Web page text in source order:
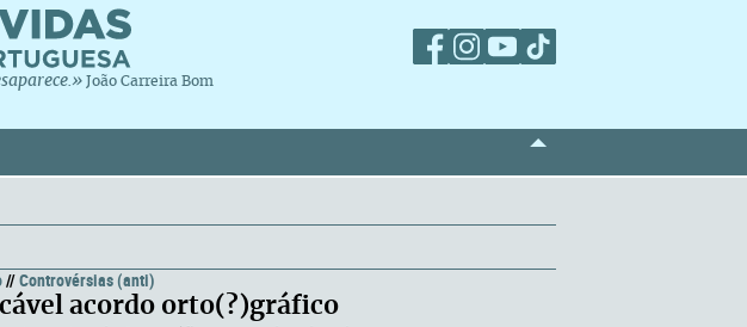
João Carreira Bom
//Controvérsias (anti)
acordo orto(?)gráfico